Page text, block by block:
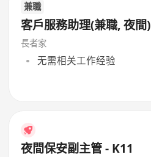
兼職
客戶服務助理(兼職, 夜間)
長者家
无需相关工作经验
夜間保安副主管 - K11